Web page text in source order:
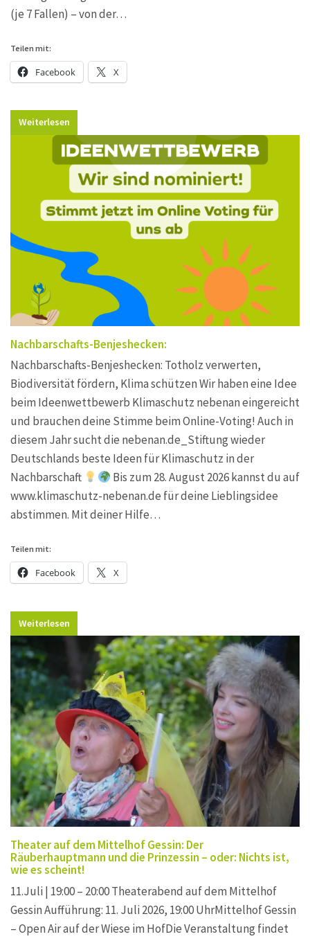
(je 7 Fallen) – von der…
Teilen mit:
Facebook X
Weiterlesen
Nachbarschafts-Benjeshecken:
Nachbarschafts-Benjeshecken: Totholz verwerten,
Biodiversität fördern, Klima schützen Wir haben eine Idee
beim Ideenwettbewerb Klimaschutz nebenan eingereicht
und brauchen deine Stimme beim Online-Voting! Auch in
diesem Jahr sucht die nebenan.de_Stiftung wieder
Deutschlands beste Ideen für Klimaschutz in der
Nachbarschaft
Bis zum 28. August 2026 kannst du auf
www.klimaschutz-nebenan.de für deine Lieblingsidee
abstimmen. Mit deiner Hilfe…
Teilen mit:
Facebook X
Weiterlesen
Theater auf dem Mittelhof Gessin: Der
Räuberhauptmann und die Prinzessin – oder: Nichts ist,
wie es scheint!
11.Juli | 19:00 – 20:00 Theaterabend auf dem Mittelhof
Gessin Aufführung: 11. Juli 2026, 19:00 UhrMittelhof Gessin
– Open Air auf der Wiese im HofDie Veranstaltung findet